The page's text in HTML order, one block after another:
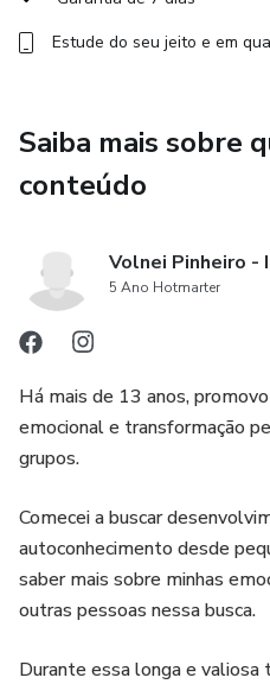
Estude do seu jeito e em
Saiba mais sobre
conteúdo
Volnei Pinheiro -
5 Ano Hotmarter
Há mais de 13 anos,
emocional e transformação
grupos.
Comecei a buscar
autoconhecimento desde
saber mais sobre minhas
outras pessoas nessa busca.
Durante essa longa e valiosa